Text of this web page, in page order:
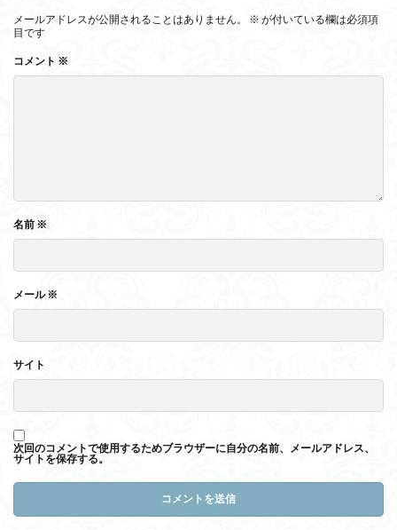
メールアドレスが公開されることはありません。 ※ が付いている欄は必須項
目です
コメント ※
名前 ※
メール※
サイト
次回のコメントで使用するためブラウザーに自分の名前、メールアドレス、
サイトを保存する。